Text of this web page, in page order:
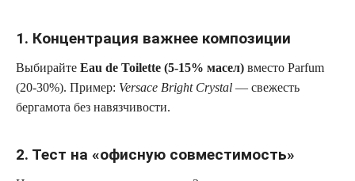
1. Концентрация важнее композиции
Выбирайте Eau de Toilette (5-15% масел) вместо Parfum
(20-30%). Пример: Versace Bright Crystal — свежесть
бергамота без навязчивости.
2. Тест на «офисную совместимость»